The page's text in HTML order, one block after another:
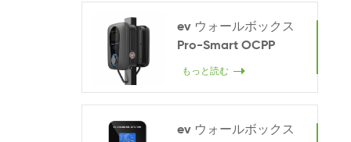
ev ウォールボックス
Pro-Smart OCPP
22KW
もっと読む
ev ウォールボックス